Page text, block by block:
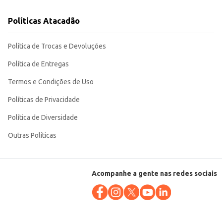
Políticas Atacadão
Política de Trocas e Devoluções
Política de Entregas
Termos e Condições de Uso
Políticas de Privacidade
Política de Diversidade
Outras Políticas
Acompanhe a gente nas redes sociais